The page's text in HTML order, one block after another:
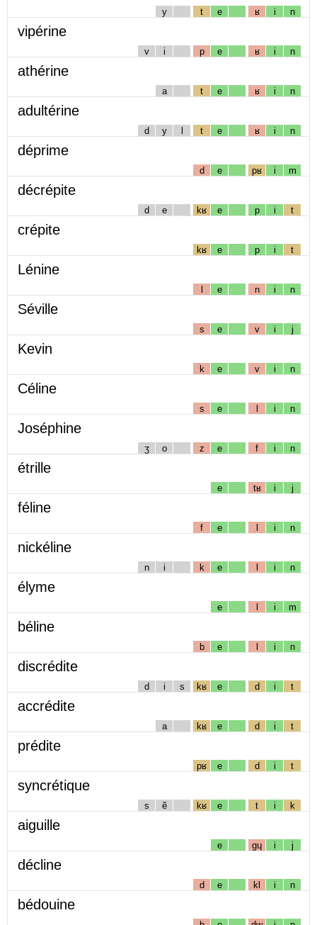
y t e ʁ i n
vipérine
v i p e ʁ i n
athérine
a t e ʁ i n
adultérine
d y l t e ʁ i n
déprime
d e pʁ i m
décrépite
d e kʁ e p i t
crépite
kʁ e p i t
Lénine
l e n i n
Séville
s e v i j
Kevin
k e v i n
Céline
s e l i n
Joséphine
ʒ o z e f i n
étrille
e tʁ i j
féline
f e l i n
nickéline
n i k e l i n
élyme
e l i m
béline
b e l i n
discrédite
d i s kʁ e d i t
accrédite
a kʁ e d i t
prédite
pʁ e d i t
syncrétique
s ẽ kʁ e t i k
aiguille
e gɥ i j
décline
d e kl i n
bédouine